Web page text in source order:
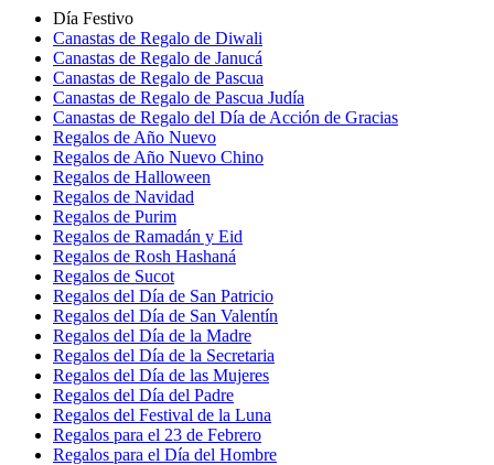
Día Festivo
Canastas de Regalo de Diwali
Canastas de Regalo de Janucá
Canastas de Regalo de Pascua
Canastas de Regalo de Pascua Judía
Canastas de Regalo del Día de Acción de Gracias
Regalos de Año Nuevo
Regalos de Año Nuevo Chino
Regalos de Halloween
Regalos de Navidad
Regalos de Purim
Regalos de Ramadán y Eid
Regalos de Rosh Hashaná
Regalos de Sucot
Regalos del Día de San Patricio
Regalos del Día de San Valentín
Regalos del Día de la Madre
Regalos del Día de la Secretaria
Regalos del Día de las Mujeres
Regalos del Día del Padre
Regalos del Festival de la Luna
Regalos para el 23 de Febrero
Regalos para el Día del Hombre